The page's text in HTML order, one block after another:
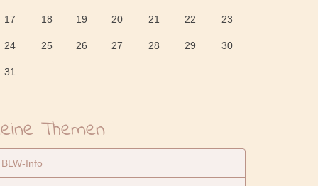
17 18 19 20 21 22 23
24 25 26 27 28 29 30
31
Themen
BLW-Info